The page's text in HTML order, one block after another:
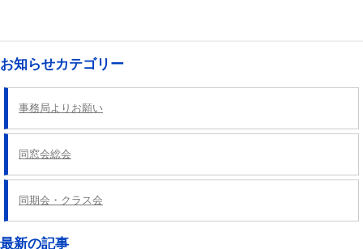
ナ
ゲ
シ
お知らせカテゴリー
事務局よりお願い
同窓会総会
同期会・クラス会
最新の記事